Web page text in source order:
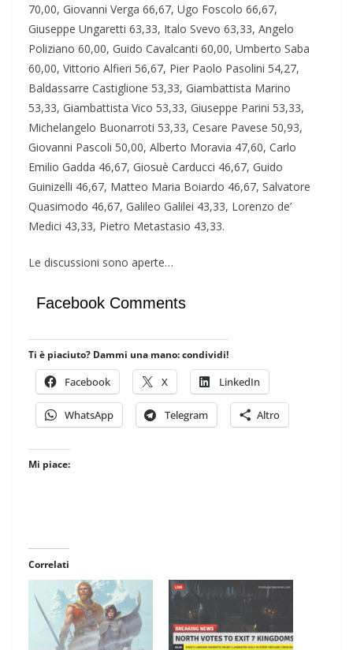
70,00, Giovanni Verga 66,67, Ugo Foscolo 66,67,
Giuseppe Ungaretti 63,33, Italo Svevo 63,33, Angelo
Poliziano 60,00, Guido Cavalcanti 60,00, Umberto Saba
60,00, Vittorio Alfieri 56,67, Pier Paolo Pasolini 54,27,
Baldassarre Castiglione 53,33, Giambattista Marino
53,33, Giambattista Vico 53,33, Giuseppe Parini 53,33,
Michelangelo Buonarroti 53,33, Cesare Pavese 50,93,
Giovanni Pascoli 50,00, Alberto Moravia 47,60, Carlo
Emilio Gadda 46,67, Giosuè Carducci 46,67, Guido
Guinizelli 46,67, Matteo Maria Boiardo 46,67, Salvatore
Quasimodo 46,67, Galileo Galilei 43,33, Lorenzo de’
Medici 43,33, Pietro Metastasio 43,33.
Le discussioni sono aperte…
Facebook Comments
Ti è piaciuto? Dammi una mano: condividi!
Facebook X LinkedIn
WhatsApp Telegram Altro
Mi piace:
Correlati